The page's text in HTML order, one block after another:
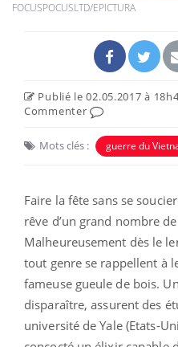
FOCUSPOCUSLTD/EPICTURA
Publié le 02.05.2017 à
Commenter
Mots clés : guerre du
Faire la fête sans se
rêve d’un grand nombre
Malheureusement dès le
tout genre se rappellent à
fameuse gueule de bois.
disparaître, assurent des
université de Yale (Etats-